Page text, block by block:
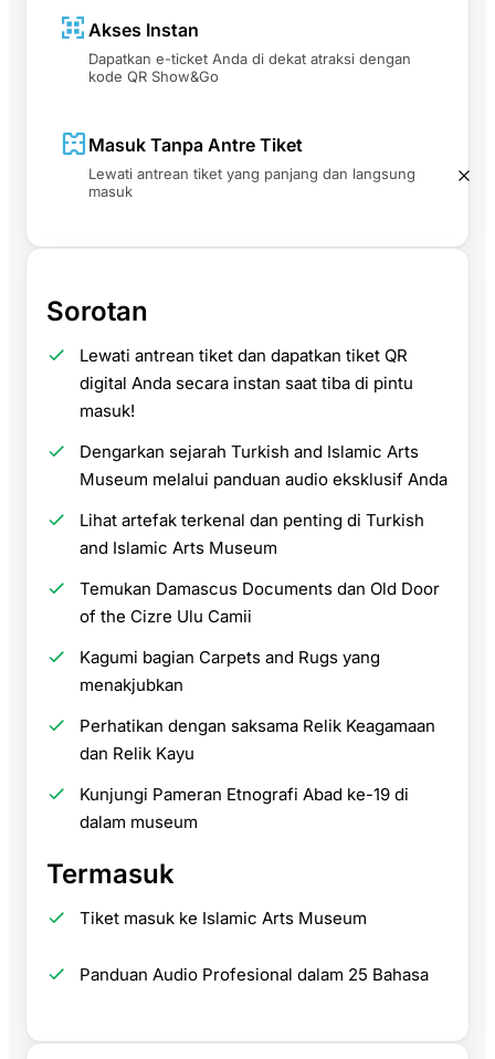
Akses Instan
Dapatkan e-ticket Anda di dekat atraksi dengan
kode QR Show&Go
Masuk Tanpa Antre Tiket
Lewati antrean tiket yang panjang dan langsung
masuk
Sorotan
Lewati antrean tiket dan dapatkan tiket QR
digital Anda secara instan saat tiba di pintu
masuk!
Dengarkan sejarah Turkish and Islamic Arts
Museum melalui panduan audio eksklusif Anda
Lihat artefak terkenal dan penting di Turkish
and Islamic Arts Museum
Temukan Damascus Documents dan Old Door
of the Cizre Ulu Camii
Kagumi bagian Carpets and Rugs yang
menakjubkan
Perhatikan dengan saksama Relik Keagamaan
dan Relik Kayu
Kunjungi Pameran Etnografi Abad ke-19 di
dalam museum
Termasuk
Tiket masuk ke Islamic Arts Museum
Panduan Audio Profesional dalam 25 Bahasa